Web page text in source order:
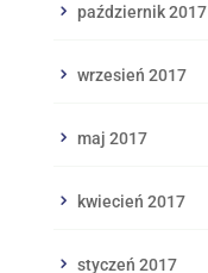
październik 2017
wrzesień 2017
maj 2017
kwiecień 2017
styczeń 2017